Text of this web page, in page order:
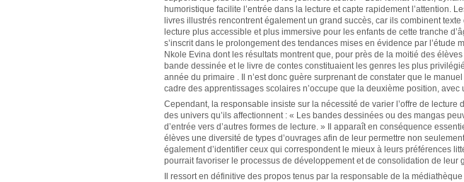
humoristique facilite l’entrée dans la lecture et capte rapidement l’attention.
livres illustrés rencontrent également un grand succès, car ils combinent
lecture plus accessible et plus immersive pour les enfants de cette tranche
s’inscrit dans le prolongement des tendances mises en évidence par l’étude
Nkole Evina dont les résultats montrent que, pour près de la moitié des
bande dessinée et le livre de contes constituaient les genres les plus
année du primaire . Il n’est donc guère surprenant de constater que le
cadre des apprentissages scolaires n’occupe que la deuxième position, avec
Cependant, la responsable insiste sur la nécessité de varier l’offre de lecture
des univers qu’ils affectionnent : « Les bandes dessinées ou des mangas
d’entrée vers d’autres formes de lecture. » Il apparaît en conséquence
élèves une diversité de types d’ouvrages afin de leur permettre non
également d’identifier ceux qui correspondent le mieux à leurs préférences
pourrait favoriser le processus de développement et de consolidation de leur
Il ressort en définitive des propos tenus par la responsable de la